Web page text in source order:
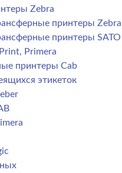
Zebra
принтеры Zebra
принтеры SATO
Primera
принтеры Cab
этикеток